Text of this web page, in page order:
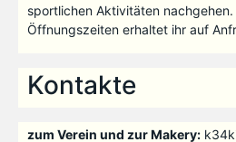
sportlichen Aktivitäten
Öffnungszeiten erhaltet ihr auf
Kontakte
zum Verein und zur Makery: